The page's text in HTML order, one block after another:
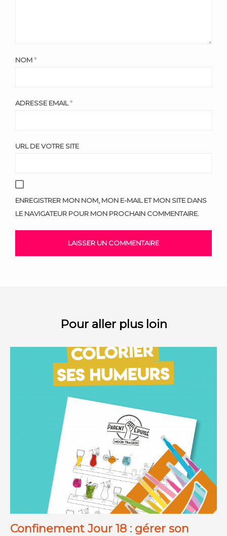
NOM*
ADRESSE EMAIL*
URL DE VOTRE SITE
ENREGISTRER MON NOM, MON E-MAIL ET MON SITE DANS
LE NAVIGATEUR POUR MON PROCHAIN COMMENTAIRE.
Pour aller plus loin
Confinement Jour 18 : gérer son